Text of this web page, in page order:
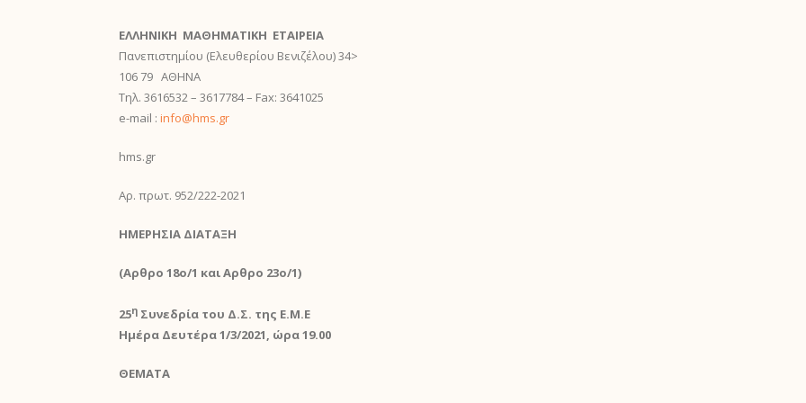
ΕΛΛΗΝΙΚΗ ΜΑΘΗΜΑΤΙΚΗ ΕΤΑΙΡΕΙΑ
Πανεπιστημίου (Ελευθερίου Βενιζέλου) 34>
106 79 ΑΘΗΝΑ
Τηλ. 3616532 – 3617784 – Fax: 3641025
e-mail : info@hms.gr
hms.gr
Αρ. πρωτ. 952/222-2021
ΗΜΕΡΗΣΙΑ ΔΙΑΤΑΞΗ
(Aρθρο 18ο/1 και Aρθρο 23ο/1)
25η Συνεδρία του Δ.Σ. της Ε.Μ.Ε
Ημέρα Δευτέρα 1/3/2021, ώρα 19.00
ΘΕΜΑΤΑ